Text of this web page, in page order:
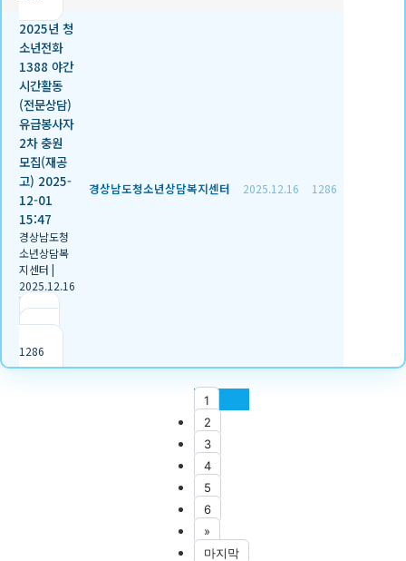
2025년 청
소년전화
1388 야간
시간활동
(전문상담)
유급봉사자
2차 충원
모집(재공
고) 2025-
12-01
15:47
경상남도청
소년상담복
지센터 |
2025.12.16
|
1286
경상남도청소년상담복지센터 2025.12.16 1286
1
2
3
4
5
6
»
마지막